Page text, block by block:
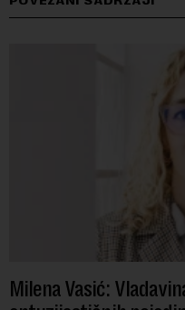
Milena Vasić: